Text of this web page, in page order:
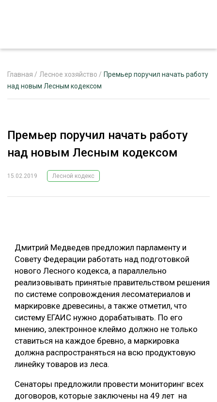
РЕКЛАМОДАТЕЛЯМ
ЛЕСНОЕ ХОЗЯЙСТВО
ЦИФРОВАЯ СРЕДА
БИОЭНЕРГЕТИКА
ЛЕСОВОССТАНОВЛЕНИЕ И ЗАЩИТА
ПРОИЗВОДСТВО ДРЕВЕСНЫХ ПЛИТ
КОМПЛЕКСНАЯ ПЕРЕРАБОТКА
ЛЕСОПИЛЕНИЕ
ДЕРЕВЯННОЕ ДОМОСТРОЕНИЕ
РУБРИКИ
ТЕМАТИЧЕСКИЕ ПРОЕКТЫ
ПОДБОРКИ СТАТЕЙ
Главная / Лесное хозяйство / Премьер поручил начать работу
над новым Лесным кодексом
Премьер поручил начать работу
над новым Лесным кодексом
15.02.2019 Лесной кодекс
Дмитрий Медведев предложил парламенту и
Совету Федерации работать над подготовкой
нового Лесного кодекса, а параллельно
реализовывать принятые правительством решения
по системе сопровождения лесоматериалов и
маркировке древесины, а также отметил, что
систему ЕГАИС нужно дорабатывать. По его
мнению, электронное клеймо должно не только
ставиться на каждое бревно, а маркировка
должна распространяться на всю продуктовую
линейку товаров из леса.
Сенаторы предложили провести мониторинг всех
договоров, которые заключены на 49 лет на